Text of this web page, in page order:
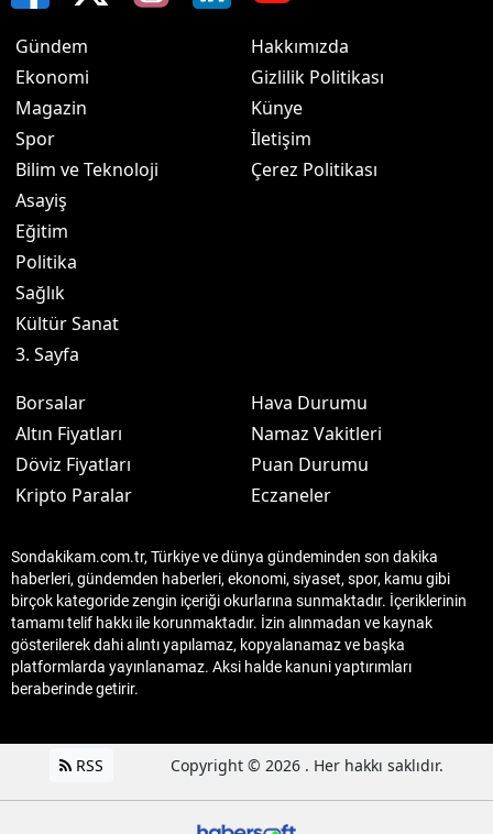
Gündem
Ekonomi
Magazin
Spor
Bilim ve Teknoloji
Asayiş
Eğitim
Politika
Sağlık
Kültür Sanat
3. Sayfa
Hakkımızda
Gizlilik Politikası
Künye
İletişim
Çerez Politikası
Borsalar
Altın Fiyatları
Döviz Fiyatları
Kripto Paralar
Hava Durumu
Namaz Vakitleri
Puan Durumu
Eczaneler
Sondakikam.com.tr, Türkiye ve dünya gündeminden son dakika
haberleri, gündemden haberleri, ekonomi, siyaset, spor, kamu gibi
birçok kategoride zengin içeriği okurlarına sunmaktadır. İçeriklerinin
tamamı telif hakkı ile korunmaktadır. İzin alınmadan ve kaynak
gösterilerek dahi alıntı yapılamaz, kopyalanamaz ve başka
platformlarda yayınlanamaz. Aksi halde kanuni yaptırımları
beraberinde getirir.
RSS Copyright © 2026 . Her hakkı saklıdır.